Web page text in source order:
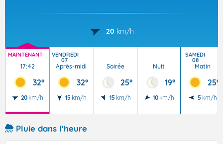
20 km/h
MAINTENANT
17:42
32°
20 km/h
VENDREDI
07
Après-midi
32°
15 km/h
Soirée
25°
15 km/h
Nuit
19°
10 km/h
SAMEDI
08
Matin
25°
5 km/h
Pluie dans l'heure